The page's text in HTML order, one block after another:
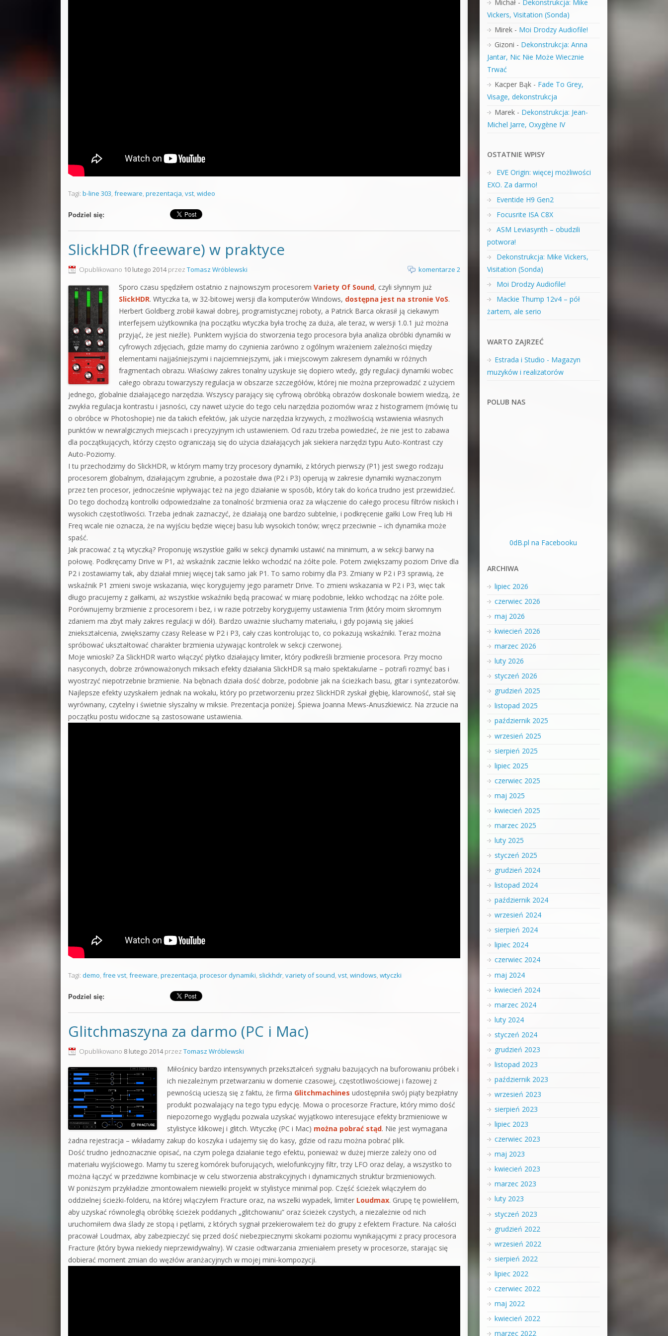
Tagi: b-line 303, freeware, prezentacja, vst, wideo
Podziel się:
SlickHDR (freeware) w praktyce
Opublikowano 10 lutego 2014przez Tomasz Wróblewski komentarze 2
Sporo czasu spędziłem ostatnio z najnowszym procesorem Variety Of Sound, czyli słynnym już
SlickHDR. Wtyczka ta, w 32-bitowej wersji dla komputerów Windows, dostępna jest na stronie VoS.
Herbert Goldberg zrobił kawał dobrej, programistycznej roboty, a Patrick Barca okrasił ją ciekawym
interfejsem użytkownika (na początku wtyczka była trochę za duża, ale teraz, w wersji 1.0.1 już można
przyjąć, że jest nieźle). Punktem wyjścia do stworzenia tego procesora była analiza obróbki dynamiki w
cyfrowych zdjęciach, gdzie mamy do czynienia zarówno z ogólnym wrażeniem zależności między
elementami najjaśniejszymi i najciemniejszymi, jak i miejscowym zakresem dynamiki w różnych
fragmentach obrazu. Właściwy zakres tonalny uzyskuje się dopiero wtedy, gdy regulacji dynamiki wobec
całego obrazu towarzyszy regulacja w obszarze szczegółów, której nie można przeprowadzić z użyciem
jednego, globalnie działającego narzędzia. Wszyscy parający się cyfrową obróbką obrazów doskonale bowiem wiedzą, że
zwykła regulacja kontrastu i jasności, czy nawet użycie do tego celu narzędzia poziomów wraz z histogramem (mówię tu
o obróbce w Photoshopie) nie da takich efektów, jak użycie narzędzia krzywych, z możliwością wstawienia własnych
punktów w newralgicznych miejscach i precyzyjnym ich ustawieniem. Od razu trzeba powiedzieć, że nie jest to zabawa
dla początkujących, którzy często ograniczają się do użycia działających jak siekiera narzędzi typu Auto-Kontrast czy
Auto-Poziomy.
I tu przechodzimy do SlickHDR, w którym mamy trzy procesory dynamiki, z których pierwszy (P1) jest swego rodzaju
procesorem globalnym, działającym zgrubnie, a pozostałe dwa (P2 i P3) operują w zakresie dynamiki wyznaczonym
przez ten procesor, jednocześnie wpływając też na jego działanie w sposób, który tak do końca trudno jest przewidzieć.
Do tego dochodzą kontrolki odpowiedzialne za tonalność brzmienia oraz za włączenie do całego procesu filtrów niskich i
wysokich częstotliwości. Trzeba jednak zaznaczyć, że działają one bardzo subtelnie, i podkręcenie gałki Low Freq lub Hi
Freq wcale nie oznacza, że na wyjściu będzie więcej basu lub wysokich tonów; wręcz przeciwnie – ich dynamika może
spaść.
Jak pracować z tą wtyczką? Proponuję wszystkie gałki w sekcji dynamiki ustawić na minimum, a w sekcji barwy na
połowę. Podkręcamy Drive w P1, aż wskaźnik zacznie lekko wchodzić na żółte pole. Potem zwiększamy poziom Drive dla
P2 i zostawiamy tak, aby działał mniej więcej tak samo jak P1. To samo robimy dla P3. Zmiany w P2 i P3 sprawią, że
wskaźnik P1 zmieni swoje wskazania, więc korygujemy jego parametr Drive. To zmieni wskazania w P2 i P3, więc tak
długo pracujemy z gałkami, aż wszystkie wskaźniki będą pracować w miarę podobnie, lekko wchodząc na żółte pole.
Porównujemy brzmienie z procesorem i bez, i w razie potrzeby korygujemy ustawienia Trim (który moim skromnym
zdaniem ma zbyt mały zakres regulacji w dół). Bardzo uważnie słuchamy materiału, i gdy pojawią się jakieś
zniekształcenia, zwiększamy czasy Release w P2 i P3, cały czas kontrolując to, co pokazują wskaźniki. Teraz można
spróbować ukształtować charakter brzmienia używając kontrolek w sekcji czerwonej.
Moje wnioski? Za SlickHDR warto włączyć płytko działający limiter, który podkreśli brzmienie procesora. Przy mocno
nasyconych, dobrze zrównoważonych miksach efekty działania SlickHDR są mało spektakularne – potrafi rozmyć bas i
wyostrzyć niepotrzebnie brzmienie. Na bębnach działa dość dobrze, podobnie jak na ścieżkach basu, gitar i syntezatorów.
Najlepsze efekty uzyskałem jednak na wokalu, który po przetworzeniu przez SlickHDR zyskał głębię, klarowność, stał się
wyrównany, czytelny i świetnie słyszalny w miksie. Prezentacja poniżej. Śpiewa Joanna Mews-Anuszkiewicz. Na zrzucie na
początku postu widoczne są zastosowane ustawienia.
Tagi: demo, free vst, freeware, prezentacja, procesor dynamiki, slickhdr, variety of sound, vst, windows, wtyczki
Podziel się:
Glitchmaszyna za darmo (PC i Mac)
Opublikowano 8 lutego 2014przez Tomasz Wróblewski
Miłośnicy bardzo intensywnych przekształceń sygnału bazujących na buforowaniu próbek i
ich niezależnym przetwarzaniu w domenie czasowej, częstotliwościowej i fazowej z
pewnością ucieszą się z faktu, że firma Glitchmachines udostępniła swój piąty bezpłatny
produkt pozwalający na tego typu edycję. Mowa o procesorze Fracture, który mimo dość
niepozornego wyglądu pozwala uzyskać wyjątkowo interesujące efekty brzmieniowe w
stylistyce klikowej i glitch. Wtyczkę (PC i Mac) można pobrać stąd. Nie jest wymagana
żadna rejestracja – wkładamy zakup do koszyka i udajemy się do kasy, gdzie od razu można pobrać plik.
Dość trudno jednoznacznie opisać, na czym polega działanie tego efektu, ponieważ w dużej mierze zależy ono od
materiału wyjściowego. Mamy tu szereg komórek buforujących, wielofunkcyjny filtr, trzy LFO oraz delay, a wszystko to
można łączyć w przedziwne kombinacje w celu stworzenia abstrakcyjnych i dynamicznych struktur brzmieniowych.
W poniższym przykładzie zmontowałem niewielki projekt w stylistyce minimal pop. Część ścieżek włączyłem do
oddzielnej ścieżki-folderu, na której włączyłem Fracture oraz, na wszelki wypadek, limiter Loudmax. Grupę tę powieliłem,
aby uzyskać równoległą obróbkę ścieżek poddanych „glitchowaniu” oraz ścieżek czystych, a niezależnie od nich
uruchomiłem dwa ślady ze stopą i pętlami, z których sygnał przekierowałem też do grupy z efektem Fracture. Na całości
pracował Loudmax, aby zabezpieczyć się przed dość niebezpiecznymi skokami poziomu wynikającymi z pracy procesora
Fracture (który bywa niekiedy nieprzewidywalny). W czasie odtwarzania zmieniałem presety w procesorze, starając się
dobierać moment zmian do węzłów aranżacyjnych w mojej mini-kompozycji.
Michał- Dekonstrukcja: Mike
Vickers, Visitation (Sonda)
Mirek- Moi Drodzy Audiofile!
Gizoni - Dekonstrukcja: Anna
Jantar, Nic Nie Może Wiecznie
Trwać
Kacper Bąk- Fade To Grey,
Visage, dekonstrukcja
Marek- Dekonstrukcja: Jean-
Michel Jarre, Oxygène IV
OSTATNIE WPISY
EVE Origin: więcej możliwości
EXO. Za darmo!
Eventide H9 Gen2
Focusrite ISA C8X
ASM Leviasynth – obudzili
potwora!
Dekonstrukcja: Mike Vickers,
Visitation (Sonda)
Moi Drodzy Audiofile!
Mackie Thump 12v4 – pół
żartem, ale serio
WARTO ZAJRZEĆ
Estrada i Studio - Magazyn
muzyków i realizatorów
POLUB NAS
0dB.pl na Facebooku
ARCHIWA
lipiec 2026
czerwiec 2026
maj 2026
kwiecień 2026
marzec 2026
luty 2026
styczeń 2026
grudzień 2025
listopad 2025
październik 2025
wrzesień 2025
sierpień 2025
lipiec 2025
czerwiec 2025
maj 2025
kwiecień 2025
marzec 2025
luty 2025
styczeń 2025
grudzień 2024
listopad 2024
październik 2024
wrzesień 2024
sierpień 2024
lipiec 2024
czerwiec 2024
maj 2024
kwiecień 2024
marzec 2024
luty 2024
styczeń 2024
grudzień 2023
listopad 2023
październik 2023
wrzesień 2023
sierpień 2023
lipiec 2023
czerwiec 2023
maj 2023
kwiecień 2023
marzec 2023
luty 2023
styczeń 2023
grudzień 2022
wrzesień 2022
sierpień 2022
lipiec 2022
czerwiec 2022
maj 2022
kwiecień 2022
marzec 2022